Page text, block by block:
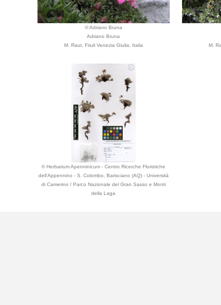
© Adriano Bruna
Adriano Bruna
M. Raut, Friuli Venezia Giulia, Italia
M.
© Herbarium Apenninicum - Centro Ricerche Floristiche
dell'Appennino - S. Colombo, Barisciano (AQ) - Università
di Camerino / Parco Nazionale del Gran Sasso e Monti
della Laga